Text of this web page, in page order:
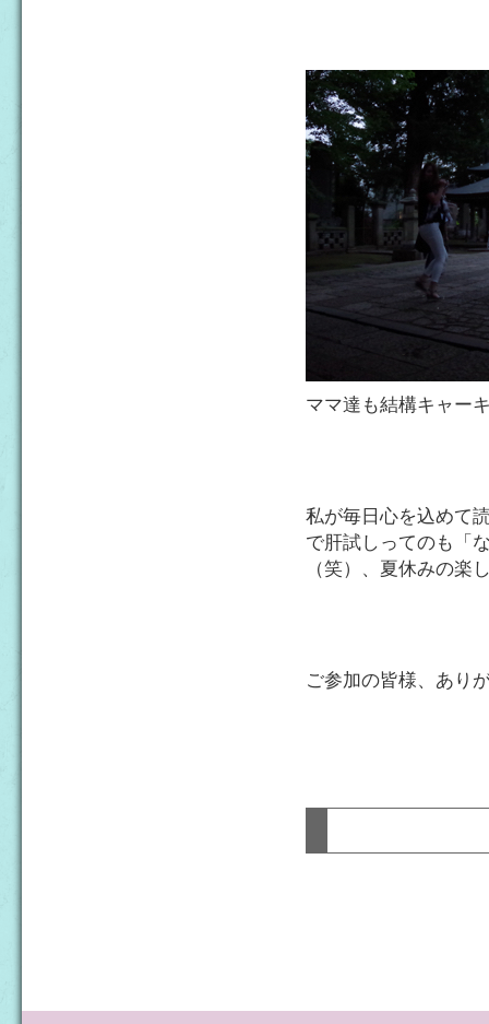
ママ達も結構キャー
私が毎日心を込めて
で肝試しってのも「
（笑）、夏休みの楽
ご参加の皆様、あり